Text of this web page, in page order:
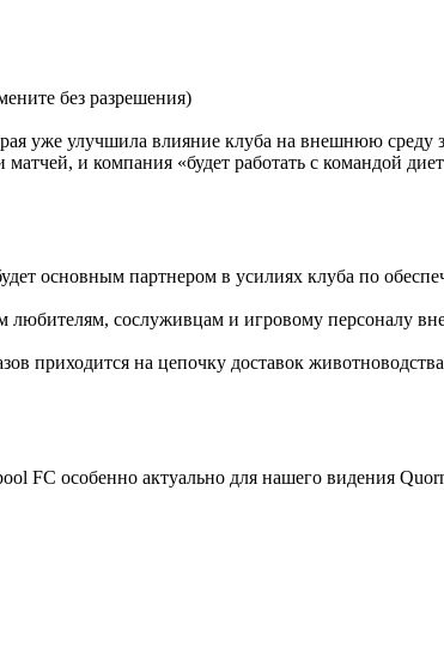
без разрешения)
уже улучшила влияние клуба на внешнюю среду
и компания «будет работать с командой
основным партнером в усилиях клуба по
сослуживцам и игровому персоналу
приходится на цепочку доставок
FC особенно актуально для нашего видения